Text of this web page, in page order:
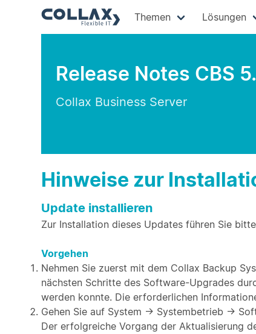
Themen Lösungen
Release Notes CBS
Collax Business Server
Hinweise zur
Update installieren
Zur Installation dieses Updates führen Sie
Vorgehen
Nehmen Sie zuerst mit dem Collax Backup
nächsten Schritte des Software-Upgrades
werden konnte. Die erforderlichen
Gehen Sie auf System → Systembetrieb →
Der erfolgreiche Vorgang der Aktualisierung